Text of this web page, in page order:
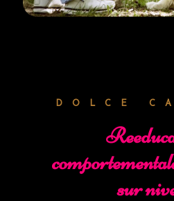
DOLCE
reeducation
sur